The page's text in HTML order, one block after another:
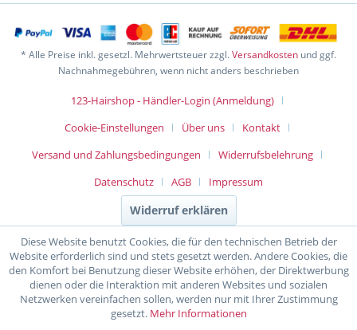
* Alle Preise inkl. gesetzl. Mehrwertsteuer zzgl.Versandkosten und ggf.
Nachnahmegebühren, wenn nicht anders beschrieben
123-Hairshop - Händler-Login (Anmeldung)
Cookie-Einstellungen
Über uns
Kontakt
Versand und Zahlungsbedingungen
Widerrufsbelehrung
Datenschutz
AGB Impressum
Widerruf erklären
Diese Website benutzt Cookies, die für den technischen Betrieb der
Website erforderlich sind und stets gesetzt werden. Andere Cookies, die
den Komfort bei Benutzung dieser Website erhöhen, der Direktwerbung
dienen oder die Interaktion mit anderen Websites und sozialen
Netzwerken vereinfachen sollen, werden nur mit Ihrer Zustimmung
gesetzt. Mehr Informationen